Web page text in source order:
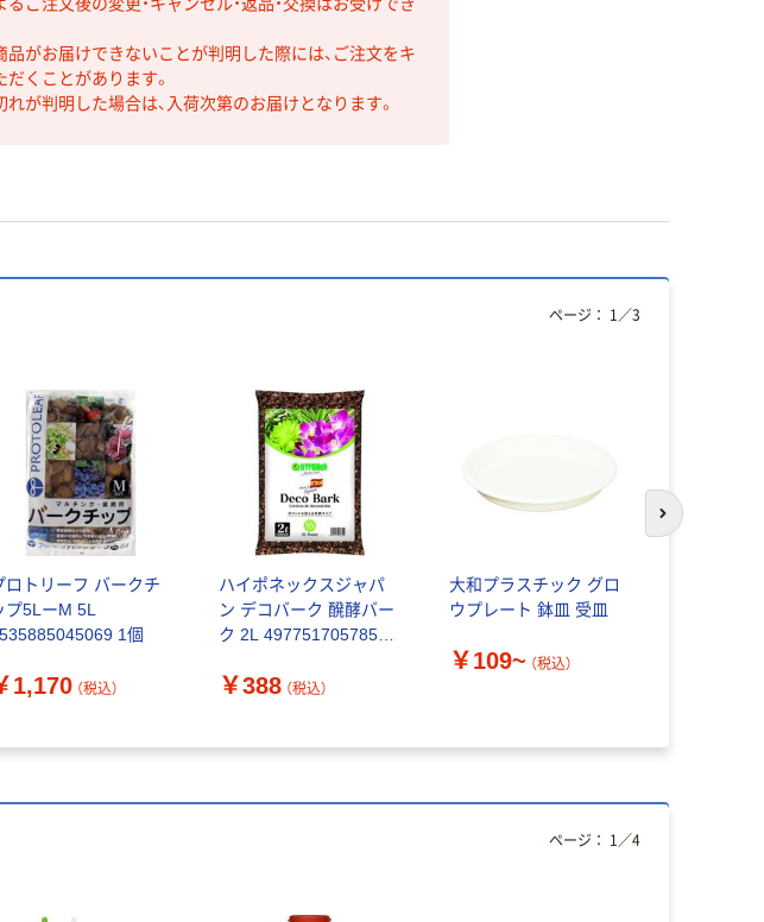
品がお届けできないことが判明した際には、ご注文をキ
くことがあります。
が判明した場合は、入荷次第のお届けとなります。
ロトリーフ バークチ
プ5LーM 5L
1個
1,170 （税込）
ハイポネックスジャパ
ン デコバーク 醗酵バー
ク 2L 4977517057857
￥388 （税込）
大和プラスチック グロ
ウプレート 鉢皿 受皿
￥109~ （税込）
ページ： 1 ／3
次のスライド
ページ： 1 ／4